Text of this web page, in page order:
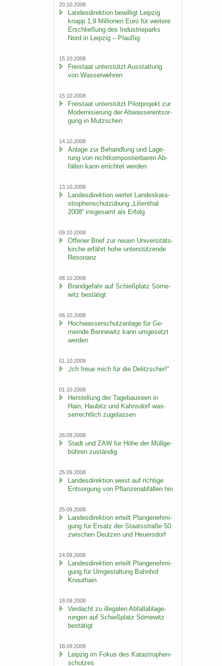
20.10.2008
Lan­des­di­rek­ti­on be­wil­ligt Leip­zig
knapp 1,9 Mil­lio­nen Euro für wei­te­re
Er­schlie­ßung des In­dus­trie­parks
Nord in Leip­zig – Plau­ßig
15.10.2008
Frei­staat un­ter­stützt Aus­stat­tung
von Was­ser­weh­ren
15.10.2008
Frei­staat un­ter­stützt Pi­lot­pro­jekt zur
Mo­der­ni­sie­rung der Ab­was­ser­ent­sor­
gung in Mutz­schen
14.10.2008
An­la­ge zur Be­hand­lung und La­ge­
rung von nicht­kom­pos­tier­ba­ren Ab­
fäl­len kann er­rich­tet wer­den
13.10.2008
Lan­des­di­rek­ti­on wer­tet Lan­des­ka­ta­
stro­phen­schutz­übung „Li­li­en­thal
2008“ ins­ge­samt als Er­folg
09.10.2008
Of­fe­ner Brief zur neuen Uni­ver­si­täts­
kir­che er­fährt hohe un­ter­stüt­zen­de
Re­so­nanz
08.10.2008
Brand­ge­fahr auf Schieß­platz Sör­ne­
witz be­stä­tigt
06.10.2008
Hoch­was­ser­schutz­an­la­ge für Ge­
mein­de Ben­ne­witz kann um­ge­setzt
wer­den
01.10.2008
„Ich freue mich für die De­litz­scher!“
01.10.2008
Her­stel­lung der Ta­ge­bau­se­en in
Hain, Hau­bitz und Kahns­dorf was­
ser­recht­lich zu­ge­las­sen
26.09.2008
Stadt und ZAW für Höhe der Müll­ge­
büh­ren zu­stän­dig
25.09.2008
Lan­des­di­rek­ti­on weist auf rich­ti­ge
Ent­sor­gung von Pflan­zen­ab­fäl­len hin
25.09.2008
Lan­des­di­rek­ti­on er­teilt Plan­ge­neh­mi­
gung für Er­satz der Staats­stra­ße 50
zwi­schen Deut­zen und Heu­ers­dorf
24.09.2008
Lan­des­di­rek­ti­on er­teilt Plan­ge­neh­mi­
gung für Um­ge­stal­tung Bahn­hof
Knaut­hain
18.09.2008
Ver­dacht zu il­le­ga­len Ab­fall­ab­la­ge­
run­gen auf Schieß­platz Sör­ne­witz
be­stä­tigt
18.09.2008
Leip­zig im Fokus des Ka­ta­stro­phen­
schut­zes